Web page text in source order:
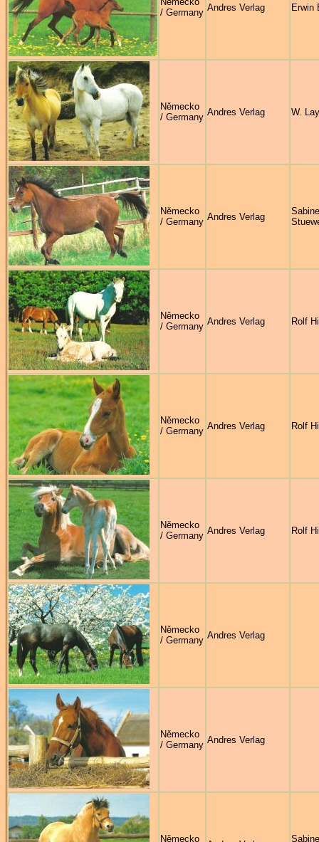
/ Germany Andres Verlag Erwin
Německo
/ Germany Andres Verlag W.
Německo
/ Germany Andres Verlag
Sabine
Německo
/ Germany Andres Verlag Rolf
Německo
/ Germany Andres Verlag Rolf
Německo
/ Germany Andres Verlag Rolf
Německo
/ Germany Andres Verlag
Německo
/ Germany Andres Verlag
Německo Sabine